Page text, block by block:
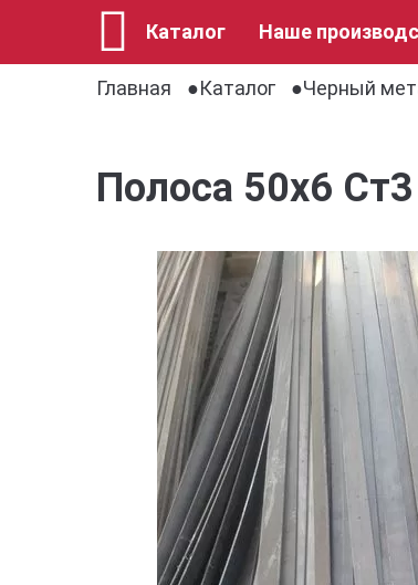
Каталог Наше
Главная
Каталог Черный
Полоса 50х6 Ст3